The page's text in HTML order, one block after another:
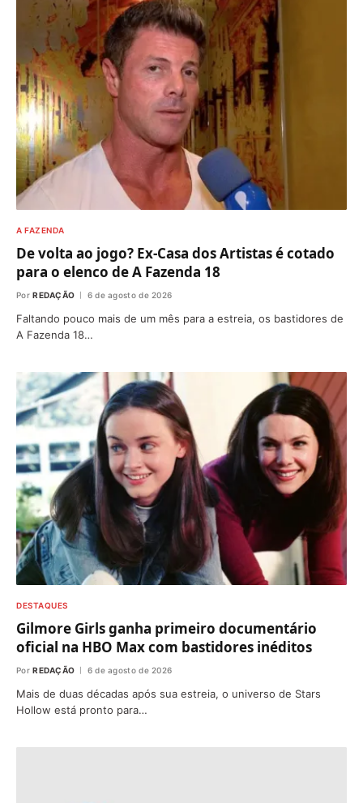
A FAZENDA
De volta ao jogo? Ex-Casa dos Artistas é cotado
para o elenco de A Fazenda 18
Por REDAÇÃO 6 de agosto de 2026
Faltando pouco mais de um mês para a estreia, os bastidores de
A Fazenda 18…
DESTAQUES
Gilmore Girls ganha primeiro documentário
oficial na HBO Max com bastidores inéditos
Por REDAÇÃO 6 de agosto de 2026
Mais de duas décadas após sua estreia, o universo de Stars
Hollow está pronto para…